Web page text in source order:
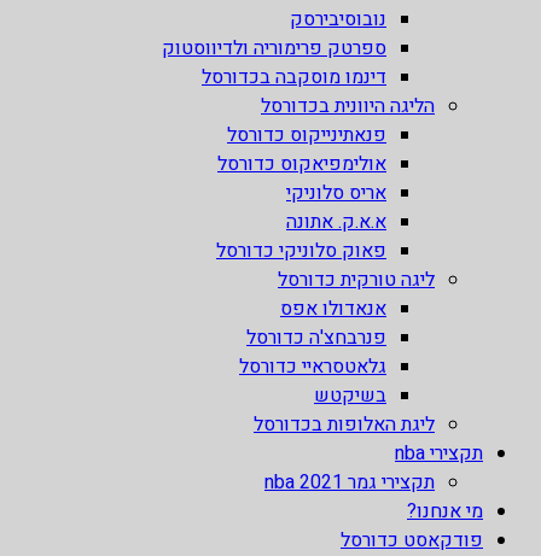
נובוסיבירסק
ספרטק פרימוריה ולדיווסטוק
דינמו מוסקבה בכדורסל
הליגה היוונית בכדורסל
פנאתינייקוס כדורסל
אולימפיאקוס כדורסל
אריס סלוניקי
א.א.ק. אתונה
פאוק סלוניקי כדורסל
ליגה טורקית כדורסל
אנאדולו אפס
פנרבחצ'ה כדורסל
גלאטסראיי כדורסל
בשיקטש
ליגת האלופות בכדורסל
תקצירי nba
תקצירי גמר nba 2021
מי אנחנו?
פודקאסט כדורסל